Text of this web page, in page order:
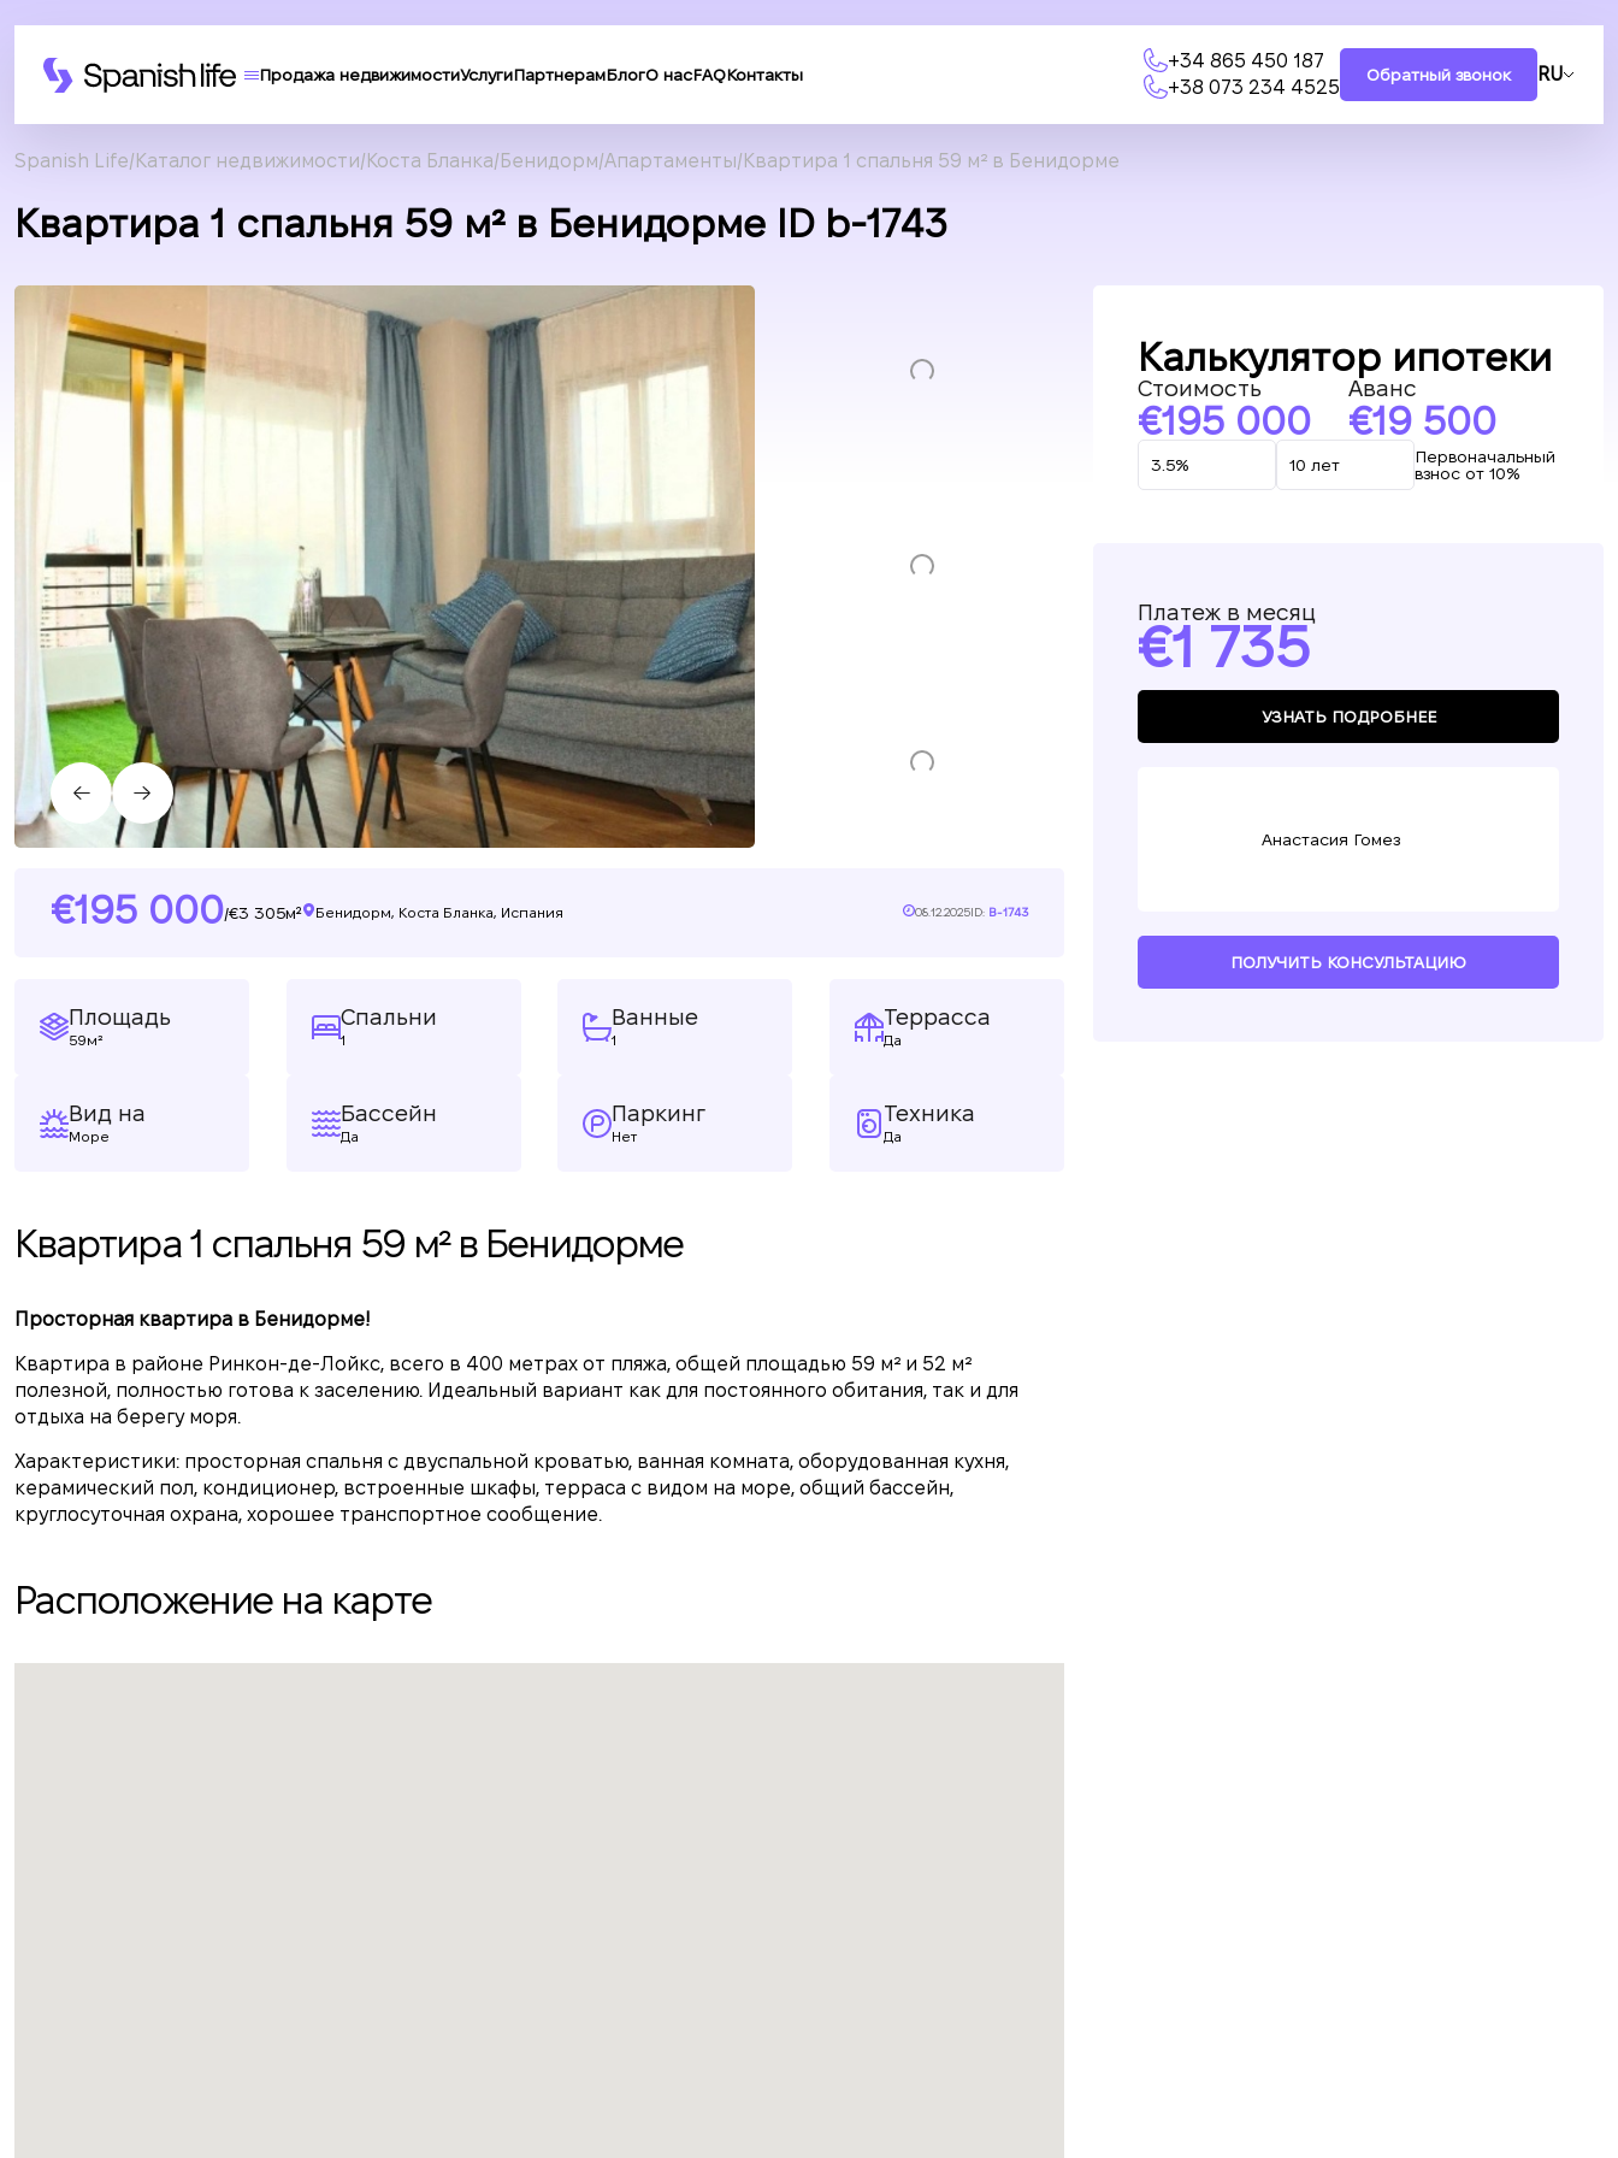
Продажа недвижимостиУслугиПартнерамБлогО насFAQКонтакты
+34 865 450 187
+38 073 234 4525
Обратный звонок RU
Spanish Life Каталог недвижимости Коста Бланка Бенидорм Апартаменты Квартира 1 спальня 59 м² в Бенидорме
Квартира 1 спальня 59 м² в Бенидорме ID b-1743
195 000/ 3 305м² Бенидорм, Коста Бланка, Испания 08.12.2025ID: B-1743
Площадь
59м²
Спальни
1
Ванные
1
Террасса
Да
Вид на
Море
Бассейн
Да
Паркинг
Нет
Техника
Да
Квартира 1 спальня 59 м² в Бенидорме
Просторная квартира в Бенидорме!
Квартира в районе Ринкон-де-Лойкс, всего в 400 метрах от пляжа, общей площадью 59 м² и 52 м²
полезной, полностью готова к заселению. Идеальный вариант как для постоянного обитания, так и для
отдыха на берегу моря.
Характеристики: просторная спальня с двуспальной кроватью, ванная комната, оборудованная кухня,
керамический пол, кондиционер, встроенные шкафы, терраса с видом на море, общий бассейн,
круглосуточная охрана, хорошее транспортное сообщение.
Расположение на карте
Калькулятор ипотеки
Стоимость
195 000
Аванс
19 500
Первоначальный
взнос от 10%
Платеж в месяц
1 735
УЗНАТЬ ПОДРОБНЕЕ
Анастасия Гомез
ПОЛУЧИТЬ КОНСУЛЬТАЦИЮ